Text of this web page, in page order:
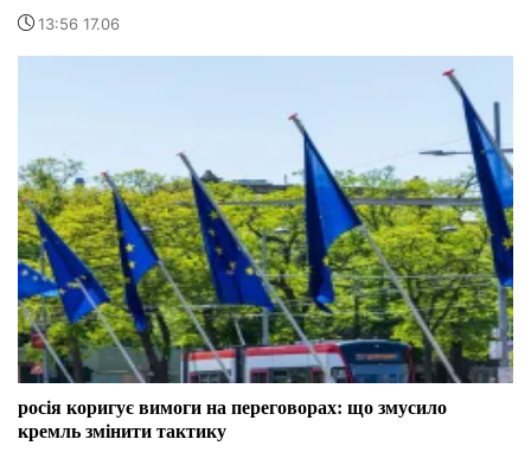
13:56 17.06
росія коригує вимоги на переговорах: що змусило
кремль змінити тактику